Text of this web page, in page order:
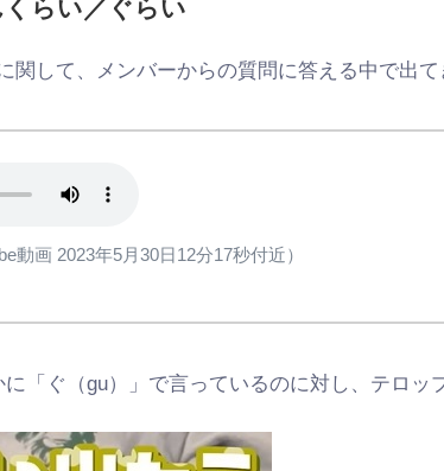
らい／ぐらい
関して、メンバーからの質問に答える中で出て
動画 2023年5月30日12分17秒付近）
「ぐ（gu）」で言っているのに対し、テロ